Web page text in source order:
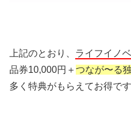
上記のとおり、 ライフイノ
品券10,000円＋つなが〜る
多く特典がもらえてお得です